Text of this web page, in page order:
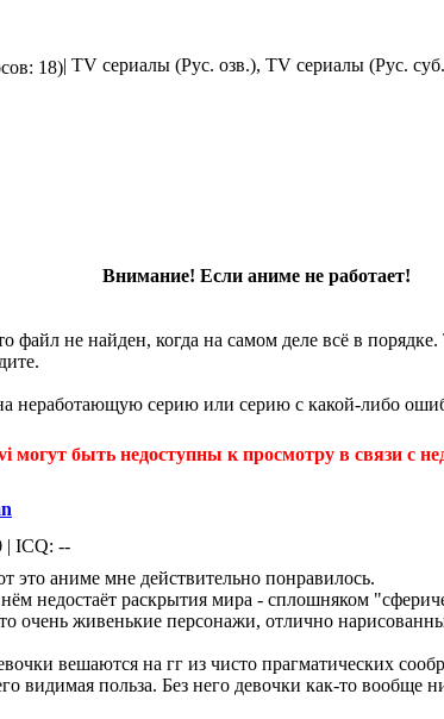
18)| TV сериалы (Рус. озв.), TV сериалы (Рус.
Внимание! Если аниме не работает!
файл не найден, когда на самом деле всё в
неработающую серию или серию с какой-либо
могут быть недоступны к просмотру в связи с
| ICQ: --
это аниме мне действительно понравилось.
недостаёт раскрытия мира - сплошняком
очень живенькие персонажи, отлично
вешаются на гг из чисто прагматических
видимая польза. Без него девочки как-то вообще